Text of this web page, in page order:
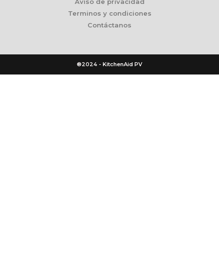
Terminos y condiciones
Contáctanos
®2024 - KitchenAid PV